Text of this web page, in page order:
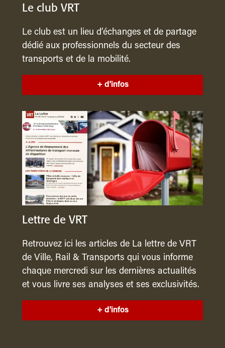
Le club VRT
Le club est un lieu d’échanges et de partage
dédié aux professionnels du secteur des
transports et de la mobilité.
+ d'infos
Lettre de VRT
Retrouvez ici les articles de La lettre de VRT
de Ville, Rail & Transports qui vous informe
chaque mercredi sur les dernières actualités
et vous livre ses analyses et ses exclusivités.
+ d'infos